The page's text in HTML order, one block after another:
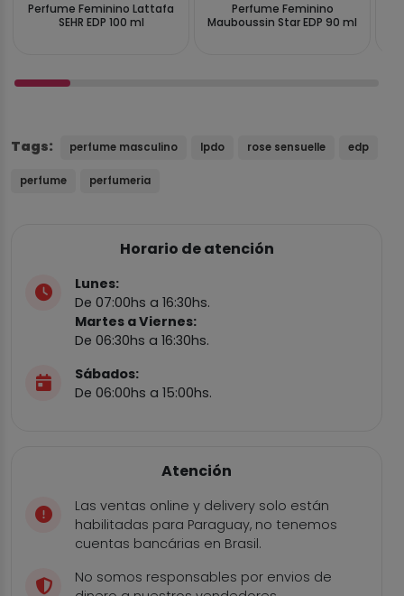
Perfume Feminino Lattafa
SEHR EDP 100 ml
Perfume Feminino
Mauboussin Star EDP 90 ml
Tags: perfume masculino lpdo rose sensuelle edp
perfume perfumeria
Horario de atención
Lunes:
De 07:00hs a 16:30hs.
Martes a Viernes:
De 06:30hs a 16:30hs.
Sábados:
De 06:00hs a 15:00hs.
Atención
Las ventas online y delivery solo están
habilitadas para Paraguay, no tenemos
cuentas bancárias en Brasil.
No somos responsables por envios de